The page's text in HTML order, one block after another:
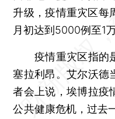
升级，疫情重灾区每
月初达到5000例至1万
疫情重灾区指的是
塞拉利昂。艾尔沃德
者会上说，埃博拉疫
公共健康危机，过去